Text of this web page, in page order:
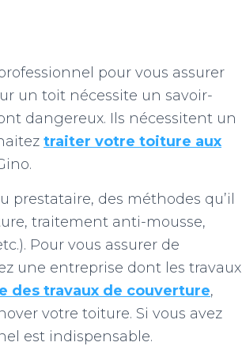
pour vous assurer
un toit nécessite un savoir-
dangereux. Ils nécessitent un
traiter votre toiture aux
prestataire, des méthodes qu’il
traitement anti-mousse,
Pour vous assurer de
une entreprise dont les travaux
des travaux de couverture,
votre toiture. Si vous avez
est indispensable.